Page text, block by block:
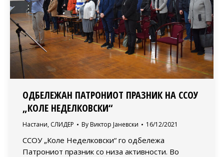
ОДБЕЛЕЖАН ПАТРОНИОТ ПРАЗНИК НА ССОУ
„КОЛЕ НЕДЕЛКОВСКИ“
Настани, СЛИДЕР By Виктор Јаневски 16/12/2021
ССОУ „Коле Неделковски“ го одбележа
Патрониот празник со низа активности. Во